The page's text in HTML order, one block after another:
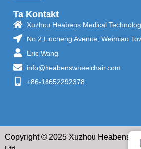
Ta Kontakt
Xuzhou Heabens Medical
No.2,Liucheng Avenue, Weimiao
Eric Wang
info@heabenswheelchair.com
+86-18652292378
Copyright © 2025 Xuzhou Heabens